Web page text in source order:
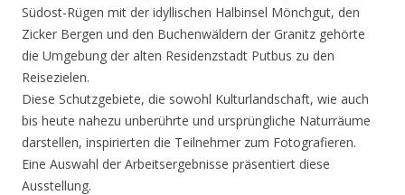
Südost-Rügen mit der idyllischen Halbinsel Mönchgut, den
Zicker Bergen und den Buchenwäldern der Granitz gehörte
die Umgebung der alten Residenzstadt Putbus zu den
Reisezielen.
Diese Schutzgebiete, die sowohl Kulturlandschaft, wie auch
bis heute nahezu unberührte und ursprüngliche Naturräume
darstellen, inspirierten die Teilnehmer zum Fotografieren.
Eine Auswahl der Arbeitsergebnisse präsentiert diese
Ausstellung.